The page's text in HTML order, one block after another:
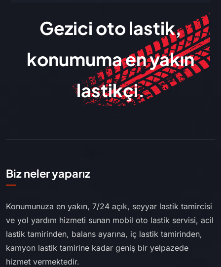
Gezici oto lastik,
konumuma en yakın
lastikçi.
Biz neler yaparız
Konumunuza en yakın, 7/24 açık, seyyar lastik tamircisi
ve yol yardım hizmeti sunan mobil oto lastik servisi, acil
lastik tamirinden, balans ayarına, iç lastik tamirinden,
kamyon lastik tamirine kadar geniş bir yelpazede
hizmet vermektedir.